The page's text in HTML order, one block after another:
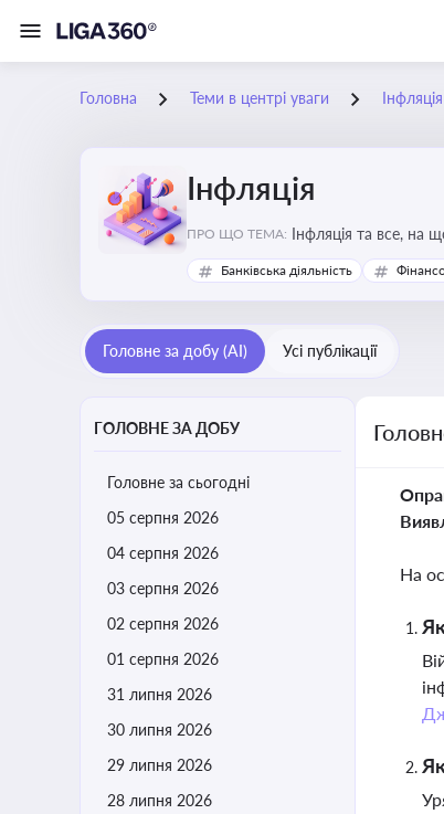
Головна Теми в центрі уваги Інфляція
Інфляція
ПРО ЩО ТЕМА: Інфляція та все, на
Банківська діяльність
Головне за добу (AI) Усі публікації
ГОЛОВНЕ ЗА ДОБУ
Головне за сьогодні
05 серпня 2026
04 серпня 2026
03 серпня 2026
02 серпня 2026
01 серпня 2026
31 липня 2026
30 липня 2026
29 липня 2026
28 липня 2026
На